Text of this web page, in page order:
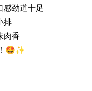
感劲道十足
排
肉香
🤩✨